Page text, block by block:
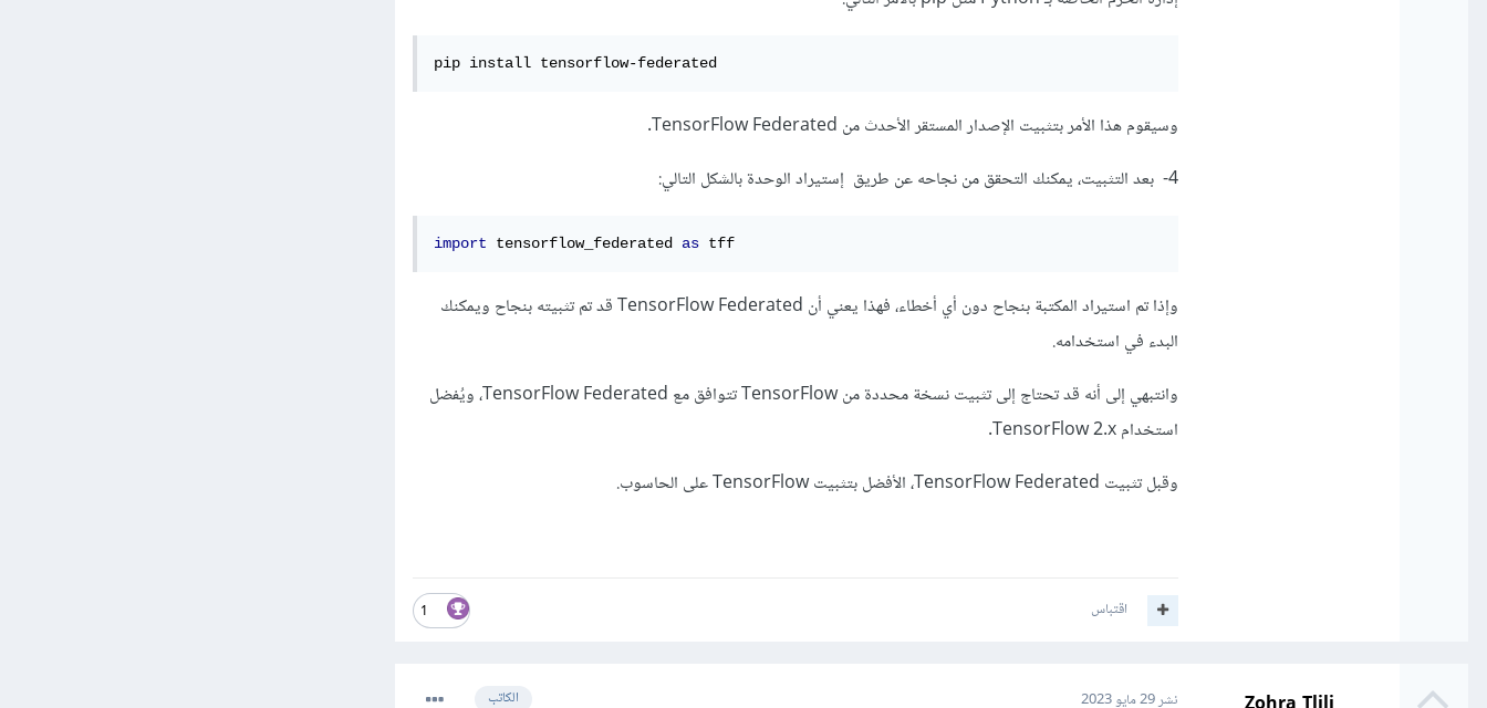
pip install tensorflow-federated
وسيقوم هذا الأمر بتثبيت الإصدار المستقر الأحدث من TensorFlow Federated.
4- بعد التثبيت، يمكنك التحقق من نجاحه عن طريق إستيراد الوحدة بالشكل التالي:
import tensorflow_federated as tff
وإذا تم استيراد المكتبة بنجاح دون أي أخطاء، فهذا يعني أن TensorFlow Federated قد تم تثبيته بنجاح ويمكنك
البدء في استخدامه.
وانتبهي إلى أنه قد تحتاج إلى تثبيت نسخة محددة من TensorFlow تتوافق مع TensorFlow Federated، ويُفضل
استخدام TensorFlow 2.x.
وقبل تثبيت TensorFlow Federated، الأفضل بتثبيت TensorFlow على الحاسوب.
1 اقتباس
الكاتب نشر29 مايو 2023